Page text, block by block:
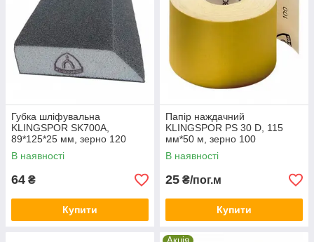
Губка шліфувальна
KLINGSPOR SK700A,
89*125*25 мм, зерно 120
В наявності
64 ₴
Купити
Папір наждачний
KLINGSPOR PS 30 D, 115
мм*50 м, зерно 100
В наявності
25 ₴/пог.м
Купити